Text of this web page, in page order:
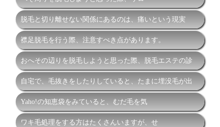
脱毛と切り離せない関係にあるのは、痛いという現実
襟足脱毛を行う際、注意すべき点があります。
おへその辺りを脱毛しようと思った際、脱毛エステの診
自宅で、毛抜きをしたりしていると、たまに埋没毛が出
Yaho!の知恵袋をみていると、むだ毛を気
ワキ毛処理をする方はたくさんいますが、せ